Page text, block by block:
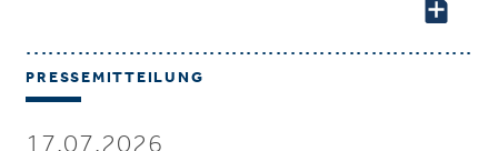
PRESSEMITTEILUNG
17.07.2026